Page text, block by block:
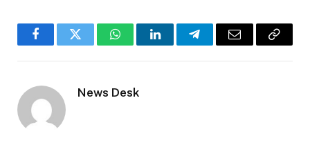
FacebookTwitter WhatsAppLinkedInTelegramEmail
Copy
News Desk